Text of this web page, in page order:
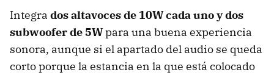
Integra dos altavoces de 10W cada uno y dos
subwoofer de 5Wpara una buena experiencia
sonora, aunque si el apartado del audio se queda
corto porque la estancia en la que está colocado